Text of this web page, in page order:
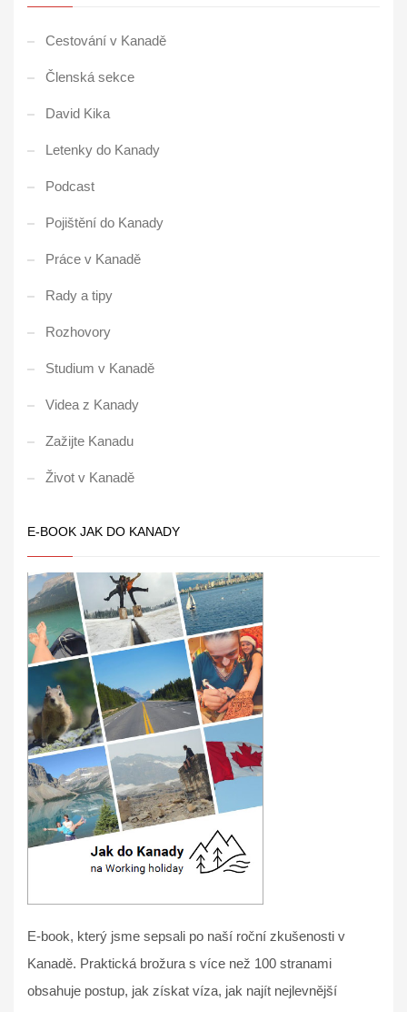
Cestování v Kanadě
Členská sekce
David Kika
Letenky do Kanady
Podcast
Pojištění do Kanady
Práce v Kanadě
Rady a tipy
Rozhovory
Studium v Kanadě
Videa z Kanady
Zažijte Kanadu
Život v Kanadě
E-BOOK JAK DO KANADY
E-book, který jsme sepsali po naší roční zkušenosti v
Kanadě. Praktická brožura s více než 100 stranami
obsahuje postup, jak získat víza, jak najít nejlevnější